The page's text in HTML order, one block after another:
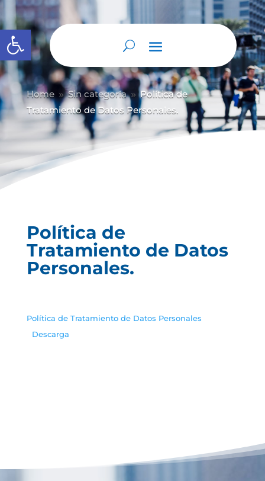
Abrir barra de herramientas
Home 9 Sin categoría 9 Política de
Tratamiento de Datos Personales.
Política de
Tratamiento de Datos
Personales.
Política de Tratamiento de Datos Personales
Descarga